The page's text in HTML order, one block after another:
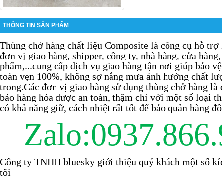
THÔNG TIN SẢN PHẨM
Thùng chở hàng chất liệu Composite là công cụ hỗ trợ
đơn vị giao hàng, shipper, công ty, nhà hàng, cửa
phẩm,...cung cấp dịch vụ giao hàng tận nơi giúp bảo
toàn vẹn 100%, không sợ nắng mưa ảnh hưởng chất
trong.Các đơn vị giao hàng sử dụng thùng chở hàng là
bảo hàng hóa được an toàn, thậm chí với một số loại
có khả năng giữ, cách nhiệt rất tốt để bảo quản hàng
Công ty TNHH bluesky giới thiệu quý khách một số
tôi